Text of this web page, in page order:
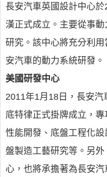
長安汽車英國設計中心
漢正式成立。主要從事
研究。該中心將充分利
安汽車的動力系統研發。
美國研發中心
2011年1月18日，長安汽
底特律正式掛牌成立，
性能開發、底盤工程化
盤製造工藝研究等。另
心，也將承擔著為長安